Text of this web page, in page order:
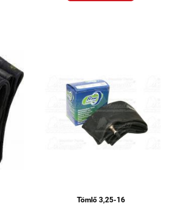
Tömlő 3,25-16